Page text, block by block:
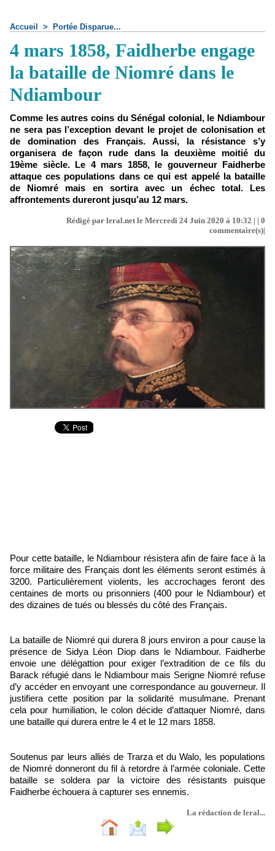
Accueil > Portée Disparue...
4 mars 1858, Faidherbe engage
la bataille de Niomré dans le
Ndiambour
Comme les autres coins du Sénégal colonial, le Ndiambour
ne sera pas l’exception devant le projet de colonisation et
de domination des Français. Aussi, la résistance s’y
organisera de façon rude dans la deuxième moitié du
19ème siècle. Le 4 mars 1858, le gouverneur Faidherbe
attaque ces populations dans ce qui est appelé la bataille
de Niomré mais en sortira avec un échec total. Les
affrontements dureront jusqu’au 12 mars.
Rédigé par leral.net le Mercredi 24 Juin 2020 à 10:32 | | 0
commentaire(s)|
Pour cette bataille, le Ndiambour résistera afin de faire face à la
force militaire des Français dont les éléments seront estimés à
3200. Particulièrement violents, les accrochages feront des
centaines de morts ou prisonniers (400 pour le Ndiambour) et
des dizaines de tués ou blessés du côté des Français.
La bataille de Niomré qui durera 8 jours environ a pour cause la
présence de Sidya Léon Diop dans le Ndiambour. Faidherbe
envoie une délégattion pour exiger l’extradition de ce fils du
Barack réfugié dans le Ndiambour mais Serigne Niomré refuse
d’y accéder en envoyant une correspondance au gouverneur. Il
justifiera cette position par la solidarité musulmane. Prenant
cela pour humiliation, le colon décide d’attaquer Niomré, dans
une bataille qui durera entre le 4 et le 12 mars 1858.
Soutenus par leurs alliés de Trarza et du Walo, les populations
de Niomré donneront du fil à retordre à l’armée coloniale. Cette
bataille se soldera par la victoire des résistants puisque
Faidherbe échouera à capturer ses ennemis.
La rédaction de leral...